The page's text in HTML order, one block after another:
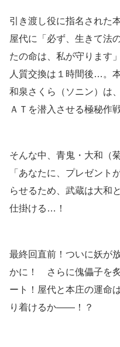
引き渡し役に指名された
屋代に「必ず、生きて法
たの命は、私が守ります
人質交換は１時間後…。
和泉さくら（ソニン）は
ＡＴを潜入させる極秘作
そんな中、青鬼・大和（
「あなたに、プレゼン
らせるため、武蔵は大和
仕掛ける…！
最終回直前！ついに妖が
かに！ さらに傀儡子を
ート！屋代と本庄の運命
り着けるか――！？